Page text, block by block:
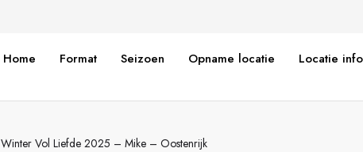
Home Format Seizoen Opname locatie Locatie info
Winter Vol Liefde 2025 – Mike – Oostenrijk